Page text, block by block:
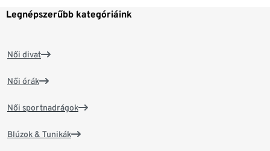
Legnépszerűbb kategóriáink
Női divat
Női órák
Női sportnadrágok
Blúzok & Tunikák